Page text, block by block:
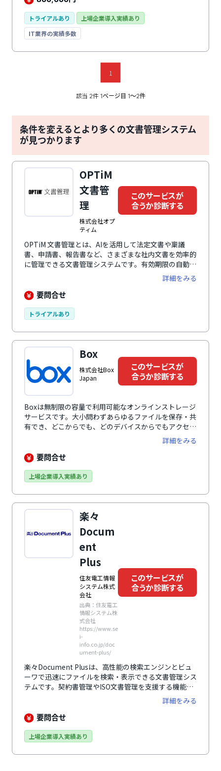
トライアルあり
上場企業導入実績あり
IT業界の実績多数
1
該当 2件 1ページ目 1〜2件
条件を変えるとより多くの文書管理システム
が見つかります
OPTiM
文書管
理
株式会社オプ
ティム
このサービスが
合うか診断する
OPTiM 文書管理とは、AIを活用して法定文書や稟議
書、申請書、報告書など、さまざまな社内文書を効率的
に管理できる文書管理システムです。有効期限の自動通
知に加え、書類をアップロードするだけで指定項目を自
動で抽出し、台帳を作成できるなど、AIによるサポート
が充実しているのが特徴です。文書管理にかかる手間や
詳細をみる
要問合せ
トライアルあり
Box
株式会社Box
Japan
このサービスが
合うか診断する
Boxは無制限の容量で利用可能なオンラインストレージ
サービスです。大小問わずあらゆるファイルを保存・共
有でき、どこからでも、どのデバイスからでもアクセス
が可能です。また、変更履歴の追跡や編集内容の確認機
能を備えており、データ管理もスムーズ。高いセキュリ
ティ機能で重要なデータを保護し、安心して利用できま
Slack、Zoomといった主要アプリともシームレスに連
詳細をみる
要問合せ
上場企業導入実績あり
楽々
Docum
ent
Plus
住友電工情報
システム株式
会社
出典：住友電工
情報システム株
式会社
https://www.se
i-
info.co.jp/doc
ument-plus/
このサービスが
合うか診断する
楽々Document Plusは、高性能の検索エンジンとビュ
ーワで迅速にファイルを検索・表示できる文書管理シス
テムです。契約書管理やISO文書管理を支援する機能も
搭載。ペーパーレス化を促進し、働き方改革を強力に支
詳細をみる
要問合せ
上場企業導入実績あり